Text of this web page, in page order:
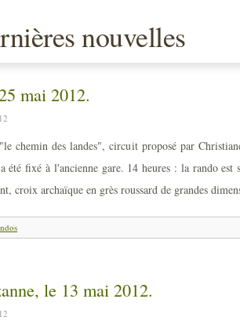
nouvelles
mai 2012.
chemin des landes", circuit proposé par
été fixé à l'ancienne gare. 14 heures : la rando est
croix archaïque en grès roussard de grandes
le 13 mai 2012.